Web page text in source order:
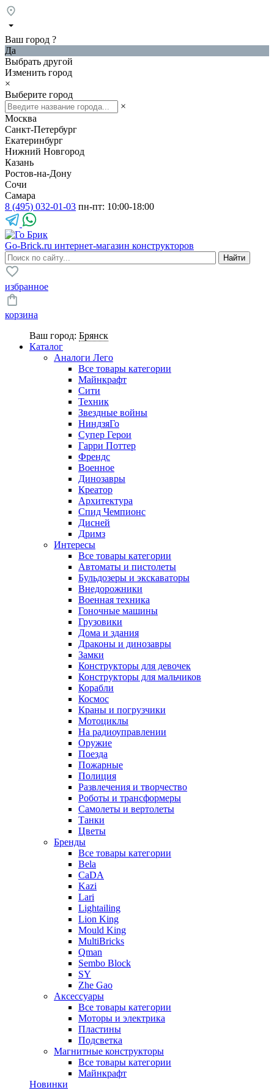
Ваш город ?
Да
Выбрать другой
Изменить город
×
Выберите город
×
Москва
Санкт-Петербург
Екатеринбург
Нижний Новгород
Казань
Ростов-на-Дону
Сочи
Самара
8 (495) 032-01-03 пн-пт: 10:00-18:00
Go-Brick.ru интернет-магазин конструкторов
избранное
корзина
Ваш город: Брянск
Каталог
Аналоги Лего
Все товары категории
Майнкрафт
Сити
Техник
Звездные войны
НиндзяГо
Супер Герои
Гарри Поттер
Френдс
Военное
Динозавры
Креатор
Архитектура
Спид Чемпионс
Дисней
Дримз
Интересы
Все товары категории
Автоматы и пистолеты
Бульдозеры и экскаваторы
Внедорожники
Военная техника
Гоночные машины
Грузовики
Дома и здания
Драконы и динозавры
Замки
Конструкторы для девочек
Конструкторы для мальчиков
Корабли
Космос
Краны и погрузчики
Мотоциклы
На радиоуправлении
Оружие
Поезда
Пожарные
Полиция
Развлечения и творчество
Роботы и трансформеры
Самолеты и вертолеты
Танки
Цветы
Бренды
Все товары категории
Bela
CaDA
Kazi
Lari
Lightailing
Lion King
Mould King
MultiBricks
Qman
Sembo Block
SY
Zhe Gao
Аксессуары
Все товары категории
Моторы и электрика
Пластины
Подсветка
Магнитные конструкторы
Все товары категории
Майнкрафт
Новинки